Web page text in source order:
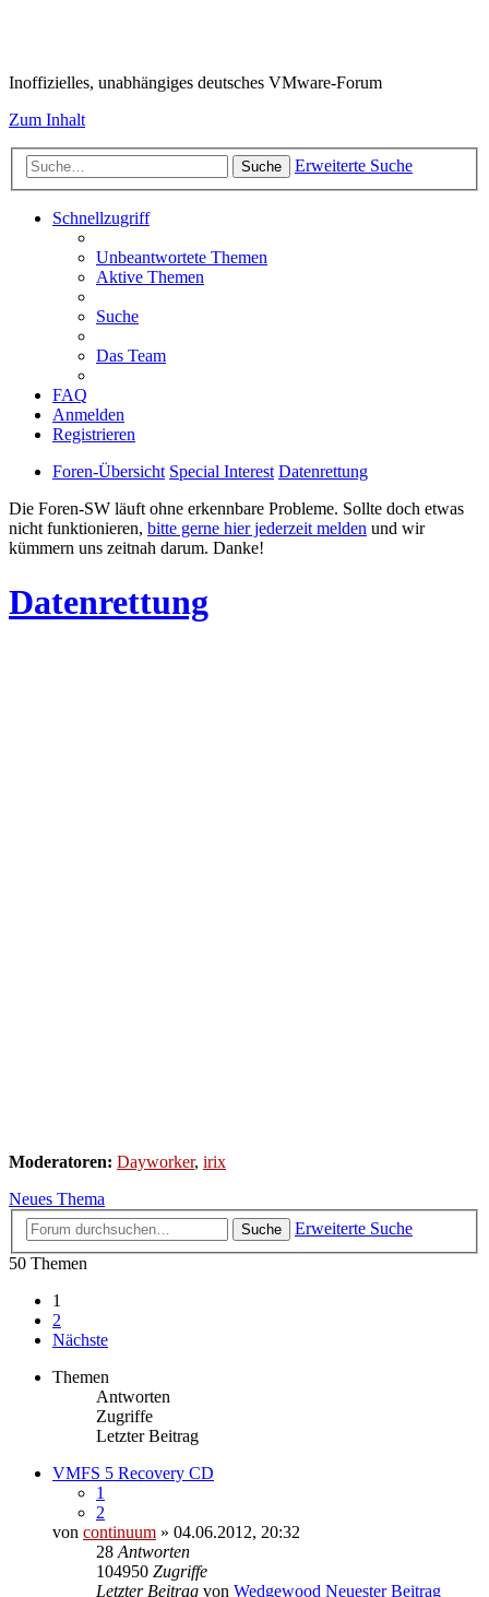
Inoffizielles, unabhängiges deutsches VMware-Forum
Zum Inhalt
Suche Erweiterte Suche
Schnellzugriff
Unbeantwortete Themen
Aktive Themen
Suche
Das Team
FAQ
Anmelden
Registrieren
Foren-Übersicht Special Interest Datenrettung
Die Foren-SW läuft ohne erkennbare Probleme. Sollte doch etwas
nicht funktionieren, bitte gerne hier jederzeit melden und wir
kümmern uns zeitnah darum. Danke!
Datenrettung
Moderatoren: Dayworker, irix
Neues Thema
Suche
Erweiterte Suche
50 Themen
1
2
Nächste
Themen
Antworten
Zugriffe
Letzter Beitrag
VMFS 5 Recovery CD
1
2
von continuum » 04.06.2012, 20:32
28 Antworten
104950 Zugriffe
Letzter Beitrag von Wedgewood Neuester Beitrag